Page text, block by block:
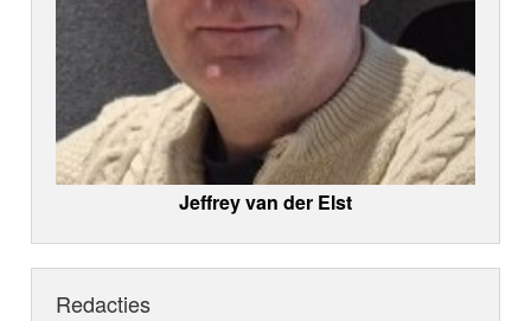
Jeffrey van der Elst
Redacties